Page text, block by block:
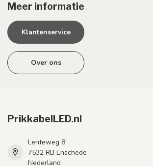
Meer informatie
Klantenservice
Over ons
PrikkabelLED.nl
Lenteweg 8
7532 RB Enschede
Nederland